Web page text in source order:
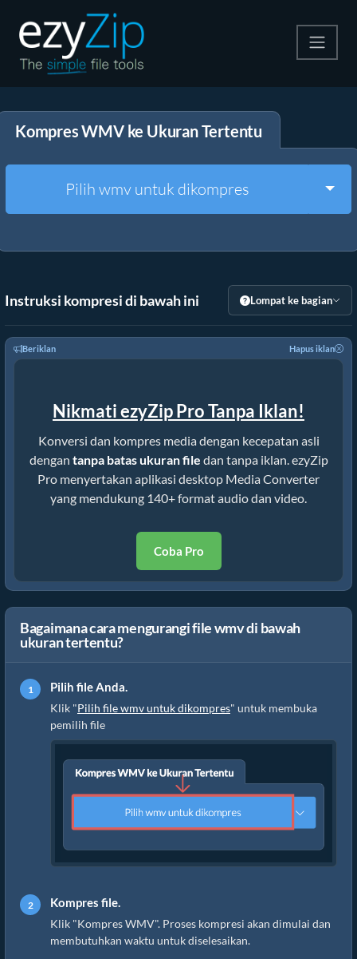
Ekstrak
Alat Lainnya
Kompres WMV ke Ukuran Tertentu
Pilih wmv untuk dikompres
Instruksi kompresi di bawah ini Lompat ke bagian
Beriklan Hapus iklan
Nikmati ezyZip Pro Tanpa Iklan!
Konversi dan kompres media dengan kecepatan asli
dengan tanpa batas ukuran file dan tanpa iklan. ezyZip
Pro menyertakan aplikasi desktop Media Converter
yang mendukung 140+ format audio dan video.
Coba Pro
Bagaimana cara mengurangi file wmv di bawah
ukuran tertentu?
Pilih file Anda.
Klik "Pilih file wmv untuk dikompres" untuk membuka
pemilih file
Kompres file.
Klik "Kompres WMV". Proses kompresi akan dimulai dan
membutuhkan waktu untuk diselesaikan.